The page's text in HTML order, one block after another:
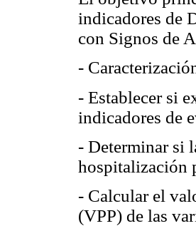
indicadores de
con Signos de
-
- Establecer si
indicadores de
- Determinar si
hospitalización
- Calcular el
(VPP) de las